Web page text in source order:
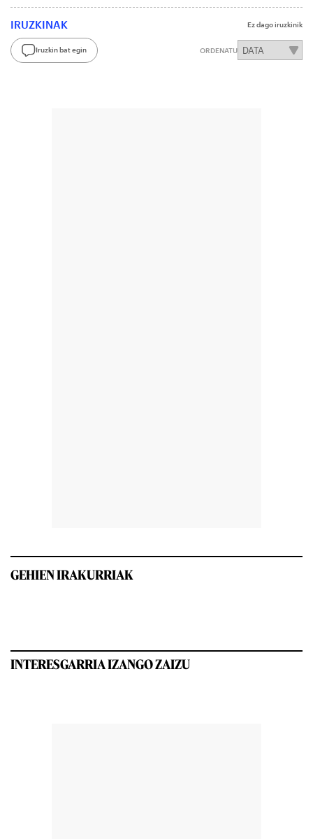
IRUZKINAK Ez dago iruzkinik
Iruzkin bat egin ORDENATU
GEHIEN IRAKURRIAK
INTERESGARRIA IZANGO ZAIZU